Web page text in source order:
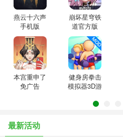
燕云十六声
手机版
崩坏星穹铁
道官方版
本宫重申了
免广告
健身房拳击
模拟器3D游
最新活动